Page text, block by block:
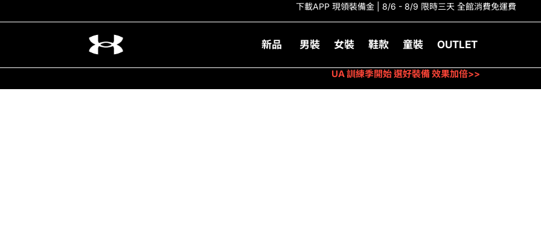
下載APP 現領裝備金 | 8/6 - 8/9 限時三天 全館消費免運費
新品 男裝 女裝 鞋款 童裝 OUTLET
UA 訓練季開始 選好裝備 效果加倍>>